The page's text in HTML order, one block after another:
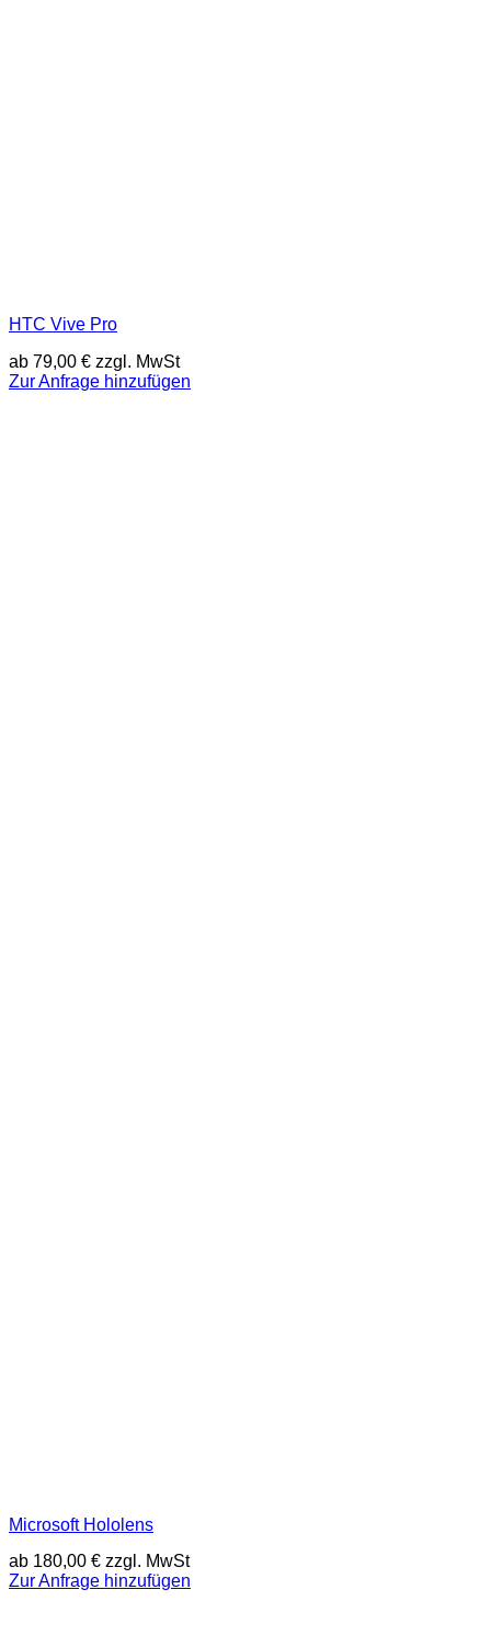
HTC Vive Pro
ab 79,00 € zzgl. MwSt
Zur Anfrage hinzufügen
Microsoft Hololens
ab 180,00 € zzgl. MwSt
Zur Anfrage hinzufügen